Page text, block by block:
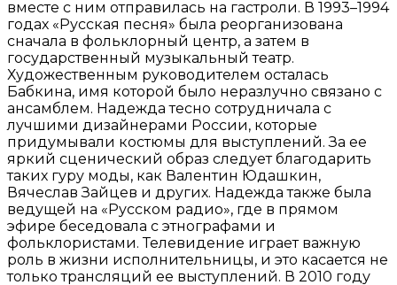
вместе с ним отправилась на гастроли. В 1993–1994
годах «Русская песня» была реорганизована
сначала в фольклорный центр, а затем в
государственный музыкальный театр.
Художественным руководителем осталась
Бабкина, имя которой было неразлучно связано с
ансамблем. Надежда тесно сотрудничала с
лучшими дизайнерами России, которые
придумывали костюмы для выступлений. За ее
яркий сценический образ следует благодарить
таких гуру моды, как Валентин Юдашкин,
Вячеслав Зайцев и других. Надежда также была
ведущей на «Русском радио», где в прямом
эфире беседовала с этнографами и
фольклористами. Телевидение играет важную
роль в жизни исполнительницы, и это касается не
только трансляций ее выступлений. В 2010 году